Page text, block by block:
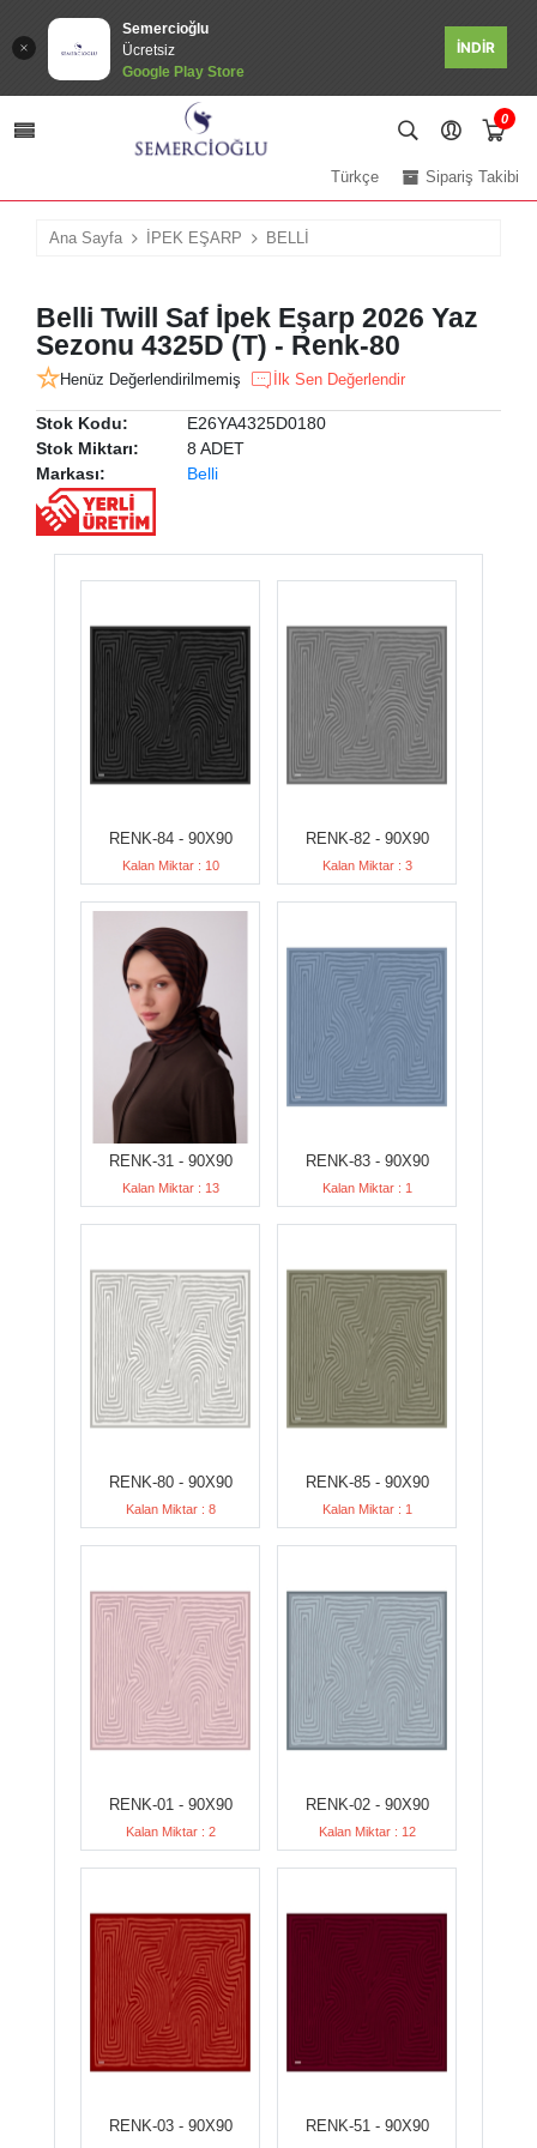
Semercioğlu
Ücretsiz
Google Play Store
İNDİR
0
Sipariş Takibi
Türkçe
Ana Sayfa İPEK EŞARP BELLİ
Belli Twill Saf İpek Eşarp 2026 Yaz
Sezonu 4325D (T) - Renk-80
Henüz Değerlendirilmemiş İlk Sen Değerlendir
Stok Kodu:
E26YA4325D0180
Stok Miktarı:
8 ADET
Markası:
Belli
RENK-84 - 90X90
Kalan Miktar : 10
RENK-82 - 90X90
Kalan Miktar : 3
RENK-31 - 90X90
Kalan Miktar : 13
RENK-83 - 90X90
Kalan Miktar : 1
RENK-80 - 90X90
Kalan Miktar : 8
RENK-85 - 90X90
Kalan Miktar : 1
RENK-01 - 90X90
Kalan Miktar : 2
RENK-02 - 90X90
Kalan Miktar : 12
RENK-03 - 90X90 RENK-51 - 90X90